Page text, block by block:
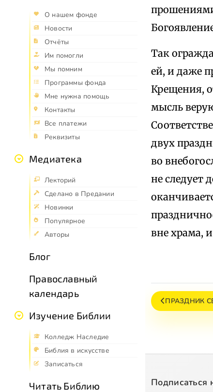
О нашем фонде
Новости
Отчёты
Им помогли
Мы помним
Программы фонда
Мне нужна помощь
Контакты
Все платежи
Реквизиты
Медиатека
Лекторий
Сделано в Предании
Новинки
Популярное
Авторы
Блог
Православный
календарь
Изучение Библии
Колледж Наследие
Библия в искусстве
Записаться
Читать Библию
Так
ей, и даже
Крещения,
мысль
двух
во
не следует
вне храма,
ПРАЗДНИК
Подписаться